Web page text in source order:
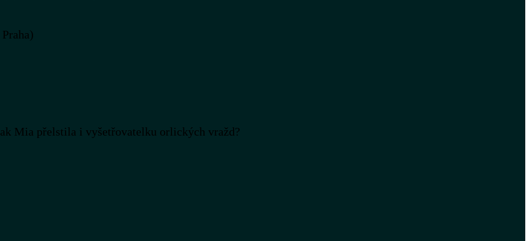
Mia přelstila i vyšetřovatelku orlických vražd?